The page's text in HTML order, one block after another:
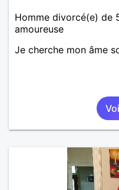
Homme divorcé(e) de
amoureuse
Je cherche mon âme